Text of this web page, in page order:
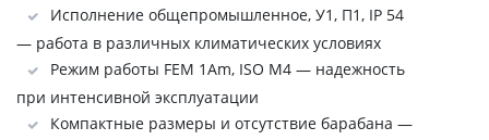
Исполнение общепромышленное, У1, П1, IP 54
— работа в различных климатических условиях
Режим работы FEM 1Аm, ISO M4 — надежность
при интенсивной эксплуатации
Компактные размеры и отсутствие барабана —